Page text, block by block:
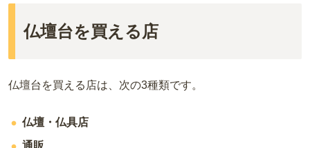
仏壇台を買える店
仏壇台を買える店は、次の3種類です。
仏壇・仏具店
通販